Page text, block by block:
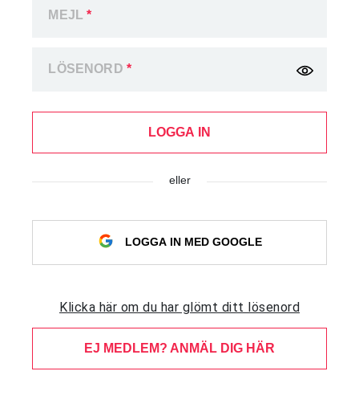
MEJL*
LÖSENORD *
LOGGA IN
eller
LOGGA IN MED GOOGLE
Klicka här om du har glömt ditt lösenord
EJ MEDLEM? ANMÄL DIG HÄR